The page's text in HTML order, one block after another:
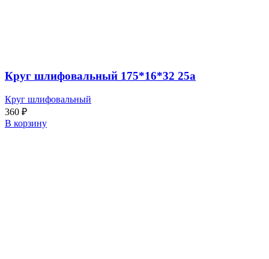
Круг шлифовальный 175*16*32 25а
Круг шлифовальный
360 ₽
В корзину